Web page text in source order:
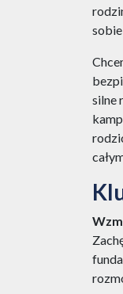
silne